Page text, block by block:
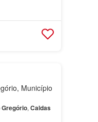
Município
Gregório, Caldas